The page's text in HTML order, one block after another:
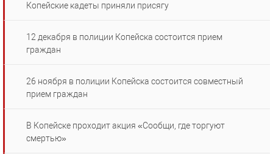
Копейские кадеты приняли присягу
12 декабря в полиции Копейска состоится прием
граждан
26 ноября в полиции Копейска состоится совместный
прием граждан
В Копейске проходит акция «Сообщи, где торгуют
смертью»